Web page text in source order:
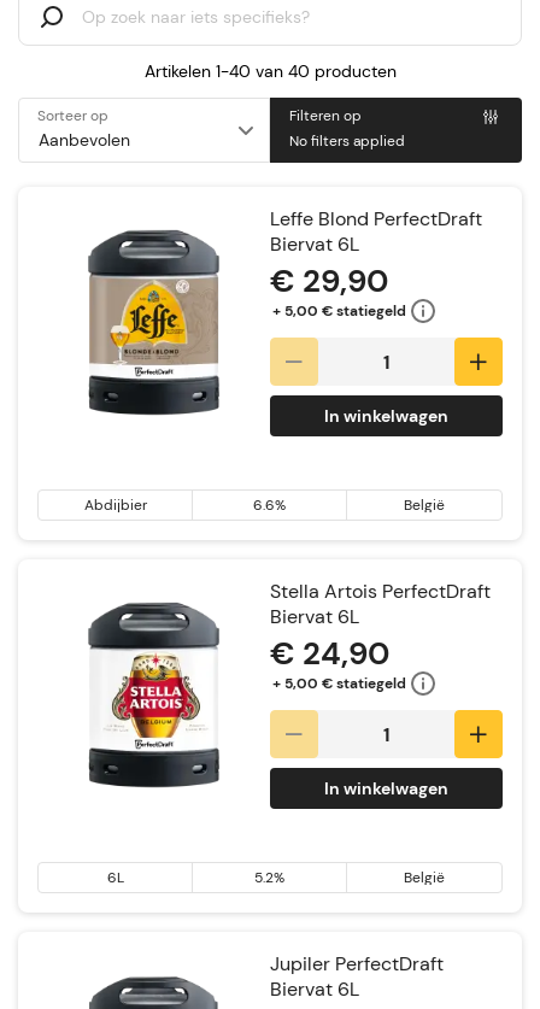
Artikelen 1-40 van 40 producten
Sorteer op
Filteren op
No filters applied
Leffe Blond PerfectDraft
Biervat 6L
€ 29,90
+ 5,00 € statiegeld
In winkelwagen
Abdijbier 6.6% België
Stella Artois PerfectDraft
Biervat 6L
€ 24,90
+ 5,00 € statiegeld
In winkelwagen
6L 5.2% België
Jupiler PerfectDraft
Biervat 6L